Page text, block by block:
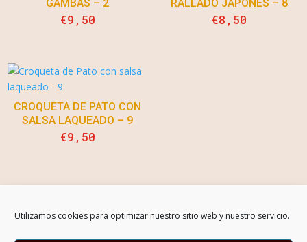
Utilizamos cookies para optimizar nuestro sitio web y nuestro servicio.
GAMBAS – 2
€9,50
RALLADO JAPONÉS – 8
€8,50
CROQUETA DE PATO CON
SALSA LAQUEADO – 9
€9,50